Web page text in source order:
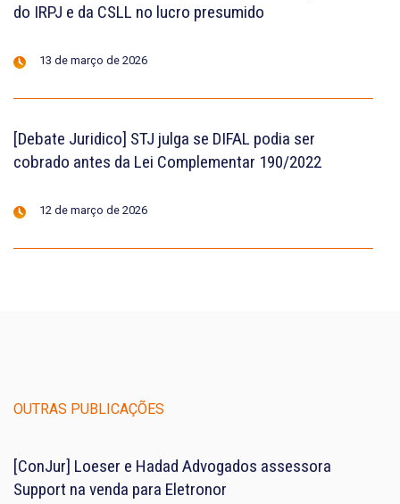
do IRPJ e da CSLL no lucro presumido
13 de março de 2026
[Debate Juridico] STJ julga se DIFAL podia ser
cobrado antes da Lei Complementar 190/2022
12 de março de 2026
OUTRAS PUBLICAÇÕES
[ConJur] Loeser e Hadad Advogados assessora
Support na venda para Eletronor